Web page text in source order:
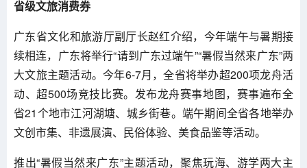
省级文旅消费券
广东省文化和旅游厅副厅长赵红介绍，今年端午与暑期接
续相连，广东将举行“请到广东过端午”“暑假当然来广东”两
大文旅主题活动。今年6-7月，全省将举办超200项龙舟活
动、超500场竞技比赛。发布龙舟赛事地图，赛事遍布全
省21个地市江河湖塘、城乡街巷。端午期间全省各地举办
文创市集、非遗展演、民俗体验、美食品鉴等活动。
推出“暑假当然来广东”主题活动，聚焦玩海、游学两大主